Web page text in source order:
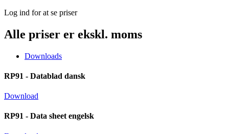
Log ind for at se priser
Alle priser er ekskl. moms
Downloads
RP91 - Datablad dansk
Download
RP91 - Data sheet engelsk